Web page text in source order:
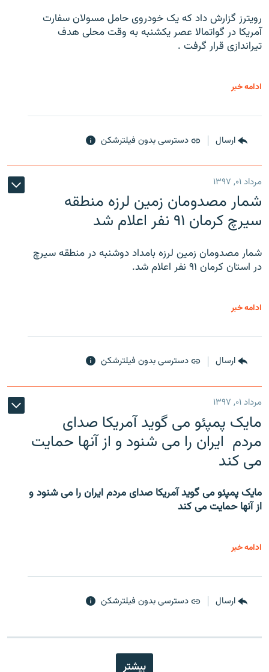
رویترز گزارش داد که یک خودروی حامل مسولان سفارت
آمریکا در گواتمالا عصر یکشنبه به وقت محلی هدف
تیراندازی قرار گرفت .
ادامه خبر
ارسال دسترسی بدون فیلترشکن
مرداد ۰۱, ۱۳۹۷
شمار مصدومان زمین لرزه منطقه
سیرچ کرمان ۹۱ نفر اعلام شد
شمار مصدومان زمین لرزه بامداد دوشنبه در منطقه سیرچ
در استان کرمان ۹۱ نفر اعلام شد.
ادامه خبر
ارسال دسترسی بدون فیلترشکن
مرداد ۰۱, ۱۳۹۷
مایک پمپئو می گوید آمریکا صدای
مردم ایران را می شنود و از آنها حمایت
می کند
مایک پمپئو می گوید آمریکا صدای مردم ایران را می شنود و
از آنها حمایت می کند
ادامه خبر
ارسال دسترسی بدون فیلترشکن
بیشتر